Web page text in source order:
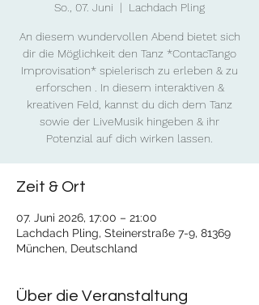
So., 07. Juni
  |
Lachdach Pling
An diesem wundervollen Abend bietet sich
dir die Möglichkeit den Tanz *ContacTango
Improvisation* spielerisch zu erleben & zu
erforschen . In diesem interaktiven &
kreativen Feld, kannst du dich dem Tanz
sowie der LiveMusik hingeben & ihr
Potenzial auf dich wirken lassen.
Zeit & Ort
07. Juni 2026, 17:00 – 21:00
Lachdach Pling, Steinerstraße 7-9, 81369
München, Deutschland
Über die Veranstaltung